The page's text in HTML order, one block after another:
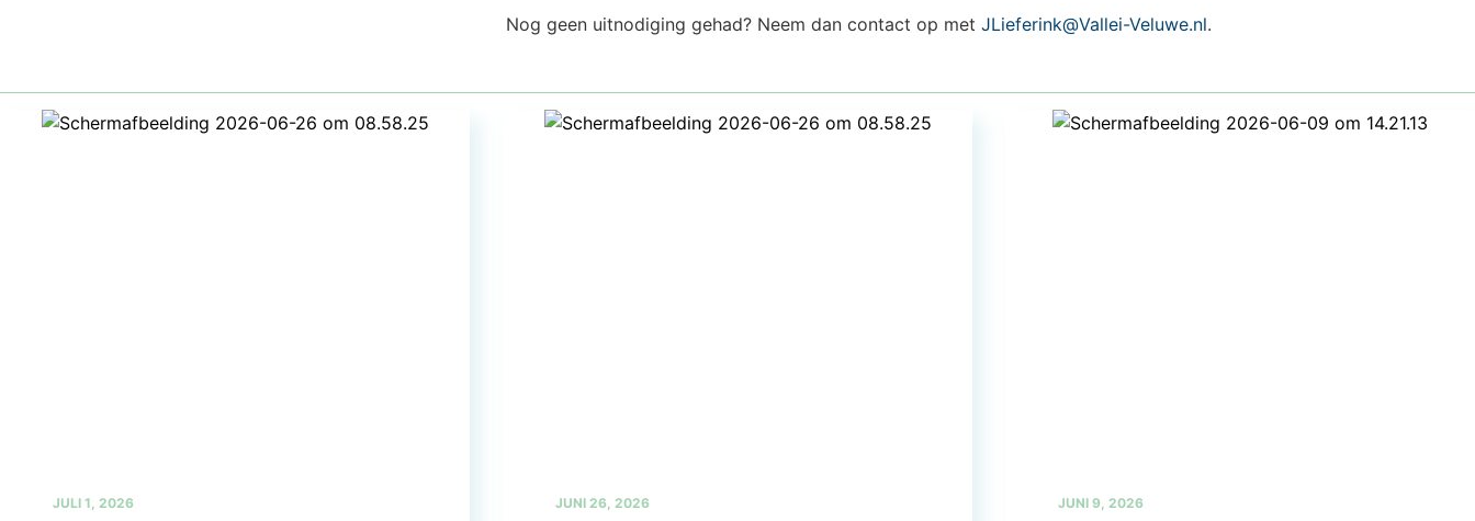
Nog geen uitnodiging gehad? Neem dan contact op metJLieferink@Vallei-Veluwe.nl.
JULI 1, 2026 JUNI 26, 2026 JUNI 9, 2026